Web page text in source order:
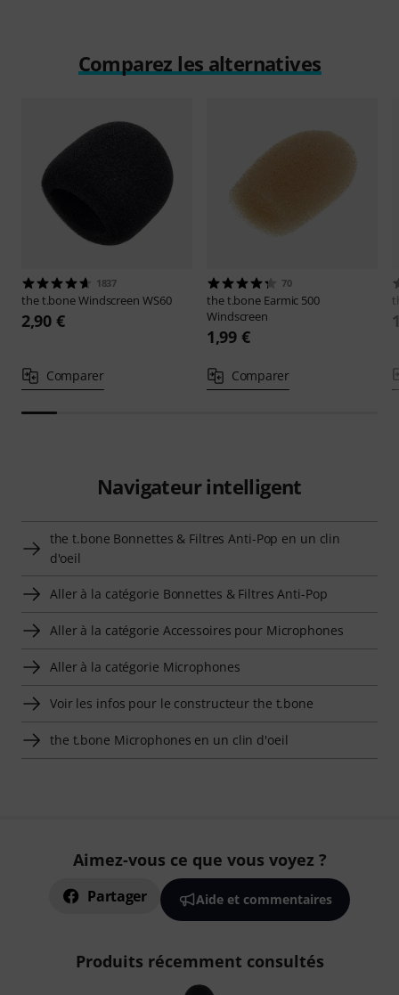
Comparez les alternatives
1837
the t.boneWindscreen WS60
2,90 €
Comparer
70
the t.bone Earmic 500
Windscreen
1,99 €
Comparer
Navigateur intelligent
the t.bone Bonnettes & Filtres Anti-Pop en un clin
d'oeil
Aller à la catégorie Bonnettes & Filtres Anti-Pop
Aller à la catégorie Accessoires pour Microphones
Aller à la catégorie Microphones
Voir les infos pour le constructeur the t.bone
the t.bone Microphones en un clin d'oeil
Aimez-vous ce que vous voyez ?
Partager Aide et commentaires
Produits récemment consultés